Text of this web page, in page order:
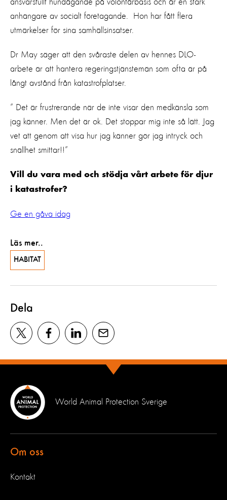
anhängare av socialt företagande. Hon har fått flera
utmärkelser för sina samhällsinsatser.
Dr May säger att den svåraste delen av hennes DLO-
arbete är att hantera regeringstjänstemän som ofta är på
långt avstånd från katastrofplatser.
” Det är frustrerande när de inte visar den medkänsla som
jag känner. Men det är ok. Det stoppar mig inte så lätt. Jag
vet att genom att visa hur jag känner gör jag intryck och
snällhet smittar!!”
Vill du vara med och stödja vårt arbete för djur
i katastrofer?
Ge en gåva idag
Läs mer..
HABITAT
Dela
World Animal Protection Sverige
Om oss
Kontakt